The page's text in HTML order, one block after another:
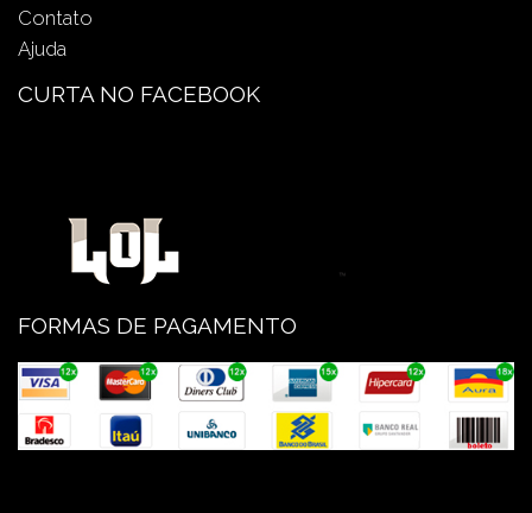
Contato
Ajuda
CURTA NO FACEBOOK
FORMAS DE PAGAMENTO